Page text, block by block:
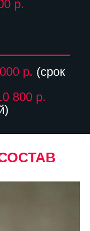
р.
р. (срок
800 р.